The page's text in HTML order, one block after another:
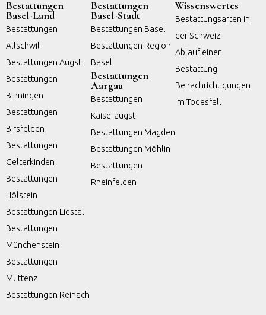
Bestattungen
Basel-Land
Bestattungen
Allschwil
Bestattungen Augst
Bestattungen
Binningen
Bestattungen
Birsfelden
Bestattungen
Gelterkinden
Bestattungen
Hölstein
Bestattungen Liestal
Bestattungen
Münchenstein
Bestattungen
Muttenz
Bestattungen Reinach
Bestattungen
Basel-Stadt
Bestattungen Basel
Bestattungen Region
Basel
Bestattungen
Aargau
Bestattungen
Kaiseraugst
Bestattungen Magden
Bestattungen Möhlin
Bestattungen
Rheinfelden
Wissenswertes
Bestattungsarten in
der Schweiz
Ablauf einer
Bestattung
Benachrichtigungen
im Todesfall